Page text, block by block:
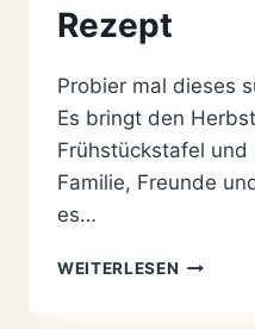
Rezept
Probier mal dieses
Es bringt den
Frühstückstafel
Familie, Freunde
es…
WEITERLESEN LECKERS